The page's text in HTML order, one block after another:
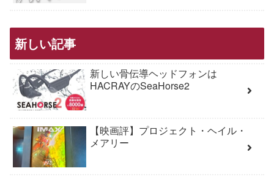
新しい記事
新しい骨伝導ヘッドフォンは
HACRAYのSeaHorse2
【映画評】プロジェクト・ヘイル・
メアリー